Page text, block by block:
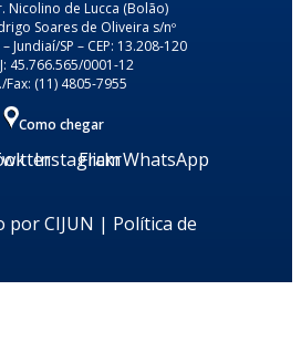
Nicolino de Lucca (Bolão)
Soares de Oliveira s/nº
Jundiaí/SP – CEP: 13.208-120
45.766.565/0001-12
Fax: (11) 4805-7955
Como chegar
Instagram
FlickrWhatsApp
porCIJUN | Política de